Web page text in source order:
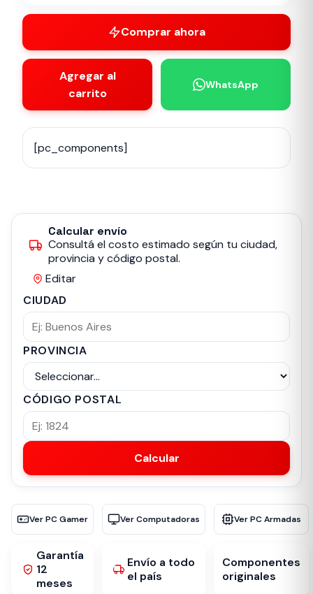
Comprar ahora
Agregar al
carrito
WhatsApp
[pc_components]
Calcular envío
Consultá el costo estimado según tu ciudad,
provincia y código postal.
Editar
CIUDAD
PROVINCIA
CÓDIGO POSTAL
Calcular
Ver PC Gamer Ver Computadoras Ver PC Armadas
Garantía
12
meses
Envío a todo
el país
Componentes
originales